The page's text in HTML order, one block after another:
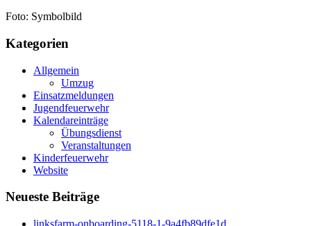
Foto: Symbolbild
Kategorien
Allgemein
Umzug
Einsatzmeldungen
Jugendfeuerwehr
Kalendareinträge
Übungsdienst
Veranstaltungen
Kinderfeuerwehr
Website
Neueste Beiträge